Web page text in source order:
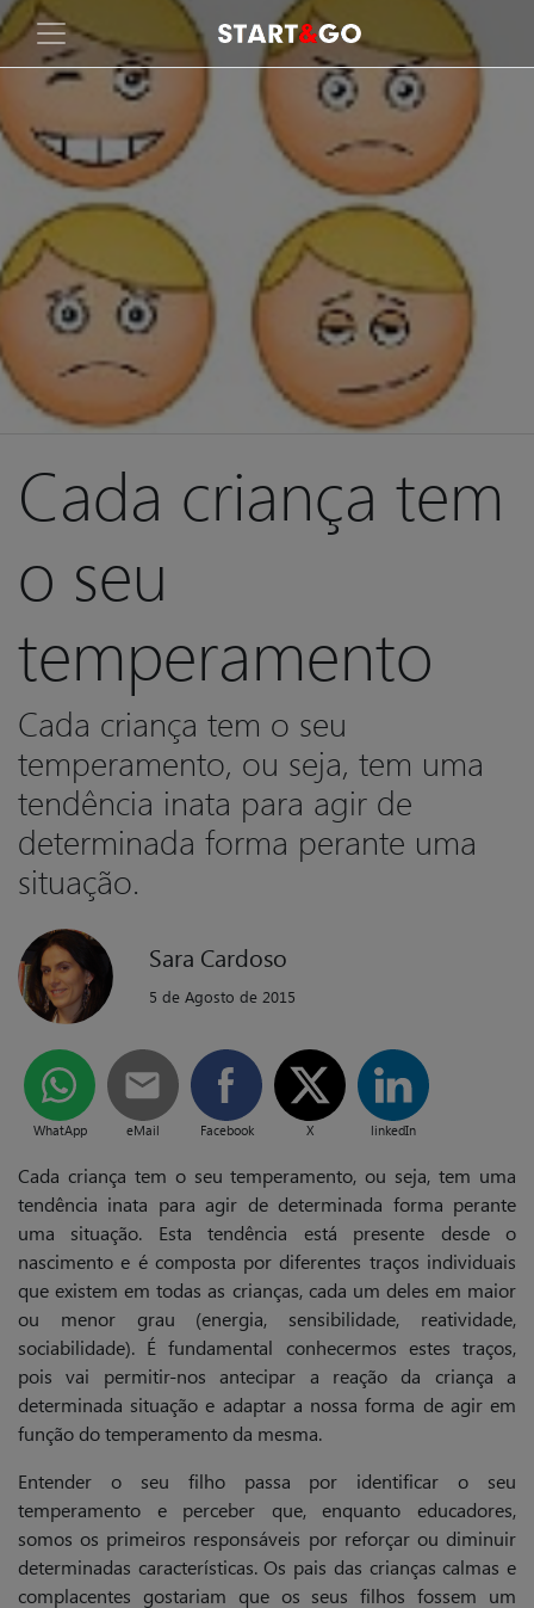
Cada criança tem
o seu
temperamento
Cada criança tem o seu
temperamento, ou seja, tem uma
tendência inata para agir de
determinada forma perante uma
situação.
Sara Cardoso
5 de Agosto de 2015
WhatApp eMail Facebook X linkedIn
Cada criança tem o seu temperamento, ou seja, tem uma
tendência inata para agir de determinada forma perante
uma situação. Esta tendência está presente desde o
nascimento e é composta por diferentes traços individuais
que existem em todas as crianças, cada um deles em maior
ou menor grau (energia, sensibilidade, reatividade,
sociabilidade). É fundamental conhecermos estes traços,
pois vai permitir-nos antecipar a reação da criança a
determinada situação e adaptar a nossa forma de agir em
função do temperamento da mesma.
Entender o seu filho passa por identificar o seu
temperamento e perceber que, enquanto educadores,
somos os primeiros responsáveis por reforçar ou diminuir
determinadas características. Os pais das crianças calmas e
complacentes gostariam que os seus filhos fossem um